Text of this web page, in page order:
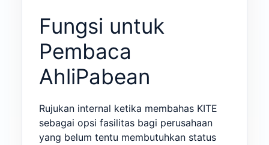
Fungsi untuk
Pembaca
AhliPabean
Rujukan internal ketika membahas KITE
sebagai opsi fasilitas bagi perusahaan
yang belum tentu membutuhkan status